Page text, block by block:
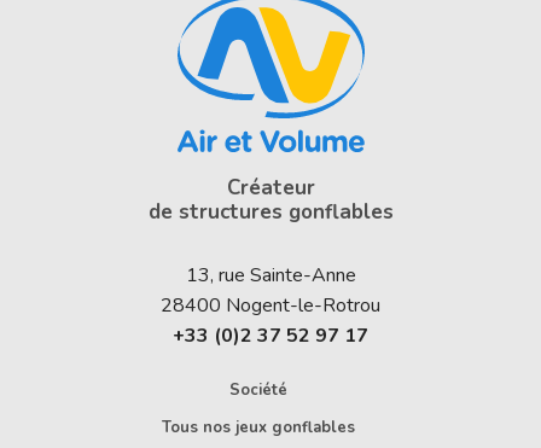
Créateur
de structures gonflables
13, rue Sainte-Anne
28400 Nogent-le-Rotrou
+33 (0)2 37 52 97 17
Société
Tous nos jeux gonflables